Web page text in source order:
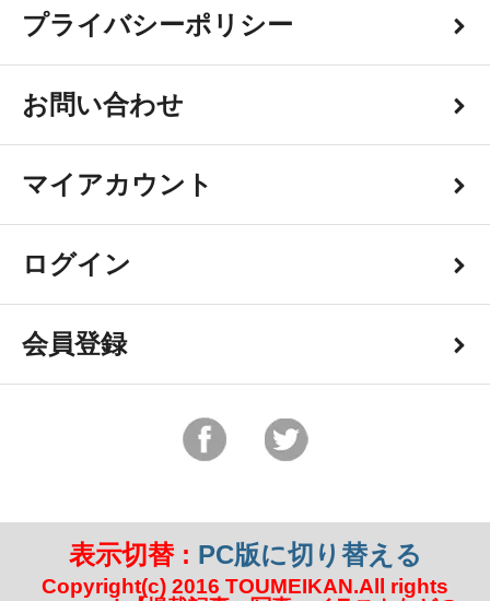
プライバシーポリシー
お問い合わせ
マイアカウント
ログイン
会員登録
表示切替 : PC版に切り替える
Copyright(c) 2016 TOUMEIKAN.All rights